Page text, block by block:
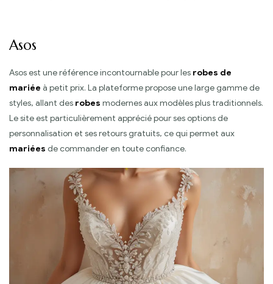
Asos
Asos est une référence incontournable pour les robes de
mariée à petit prix. La plateforme propose une large gamme de
styles, allant des robes modernes aux modèles plus traditionnels.
Le site est particulièrement apprécié pour ses options de
personnalisation et ses retours gratuits, ce qui permet aux
mariées de commander en toute confiance.